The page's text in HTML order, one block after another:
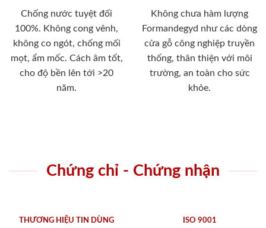
Chống nước tuyệt đối
100%. Không cong vênh,
không co ngót, chống mối
mọt, ẩm mốc. Cách âm tốt,
cho độ bền lên tới >20
năm.
Không chưa hàm lượng
Formandegyd như các dòng
cửa gỗ công nghiệp truyền
thống, thân thiện với môi
trường, an toàn cho sức
khỏe.
Chứng chỉ - Chứng nhận
THƯƠNG HIỆU TIN DÙNG
ISO 9001